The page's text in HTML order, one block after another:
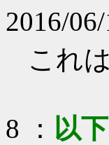
2016/
これ
8 ： 以